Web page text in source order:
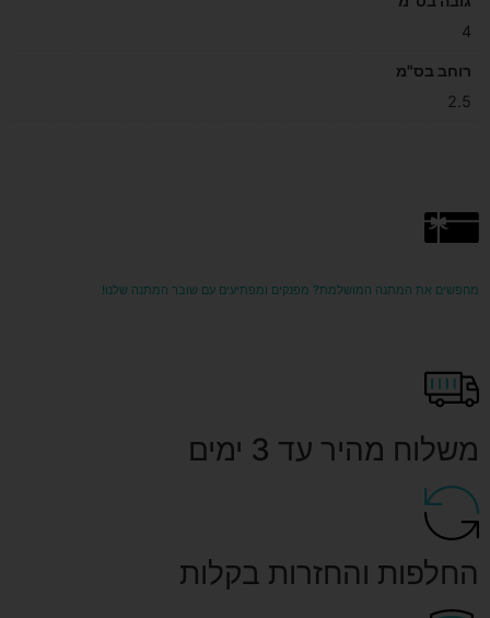
4
רוחב בס"מ
2.5
מחפשים את המתנה המושלמת? מפנקים ומפתיעים עם שובר המתנה שלנו!
משלוח מהיר עד 3 ימים
החלפות והחזרות בקלות